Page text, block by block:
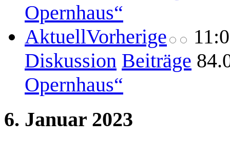
Opernhaus“
AktuellVorherige
Diskussion Beiträge
Opernhaus“
6. Januar 2023